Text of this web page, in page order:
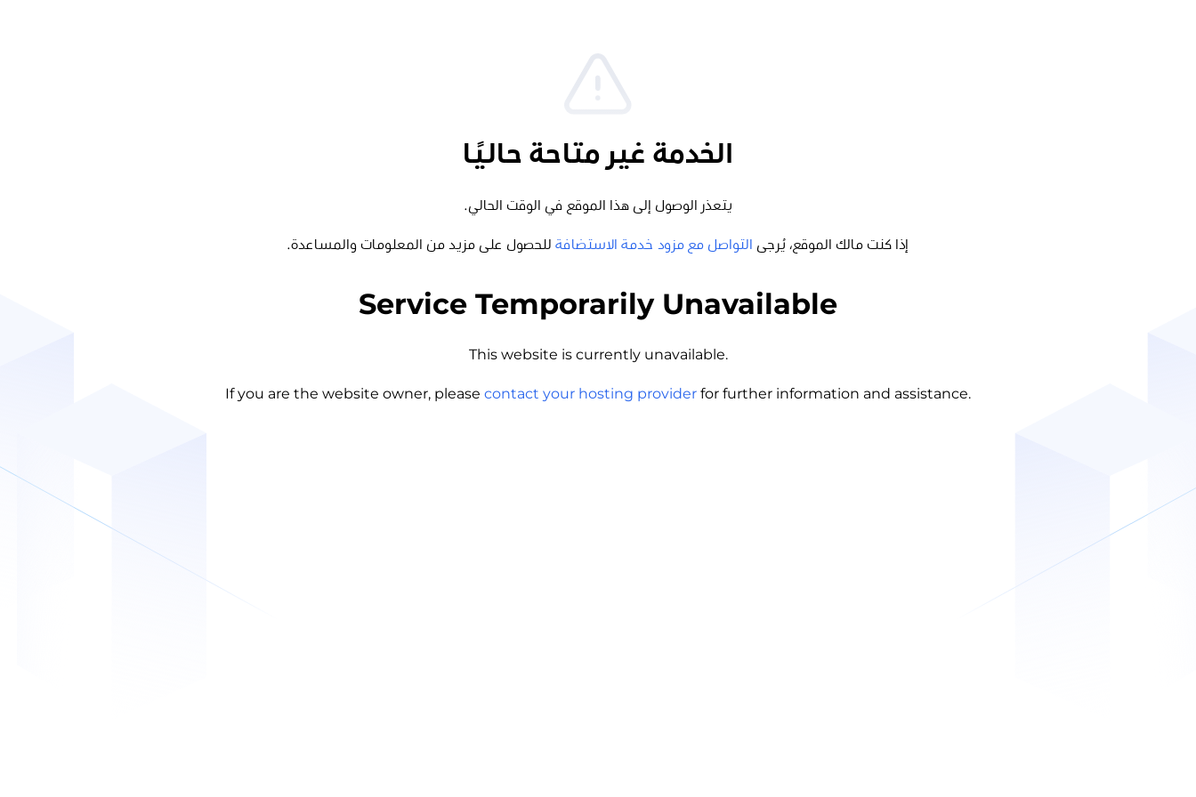
الخدمة غير متاحة حاليًا
يتعذر الوصول إلى هذا الموقع في الوقت الحالي.
إذا كنت مالك الموقع، يُرجى التواصل مع مزود خدمة الاستضافة للحصول على مزيد من المعلومات والمساعدة.
Service Temporarily Unavailable
This website is currently unavailable.
If you are the website owner, please contact your hosting provider for further information and assistance.